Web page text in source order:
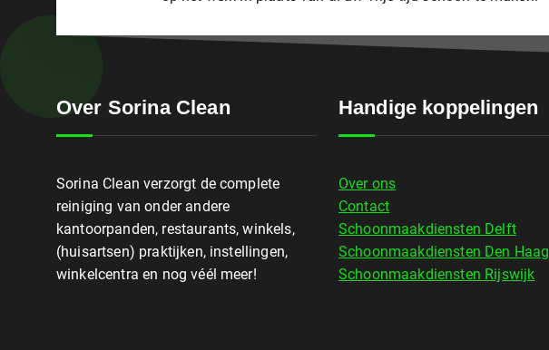
Over Sorina Clean
Sorina Clean verzorgt de complete
reiniging van onder andere
kantoorpanden, restaurants, winkels,
(huisartsen) praktijken, instellingen,
winkelcentra en nog véél meer!
Handige koppelingen
Over ons
Contact
Schoonmaakdiensten Delft
Schoonmaakdiensten Den Haag
Schoonmaakdiensten Rijswijk